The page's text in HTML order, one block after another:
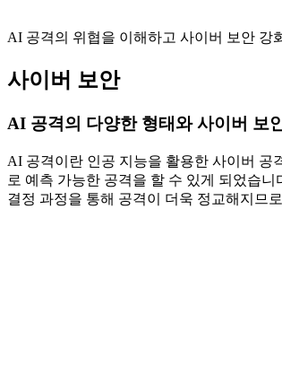
AI 공격의 위협을 이해하고 사이버 보안 강
사이버 보안
AI 공격의 다양한 형태와 사이버 보
AI 공격이란 인공 지능을 활용한 사이버 공
로 예측 가능한 공격을 할 수 있게 되었습
결정 과정을 통해 공격이 더욱 정교해지므